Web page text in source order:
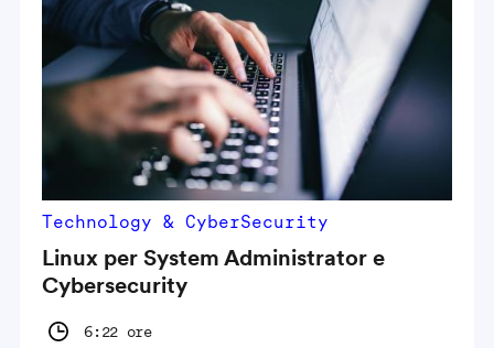
Technology & CyberSecurity
Linux per System Administrator e
Cybersecurity
6:22 ore